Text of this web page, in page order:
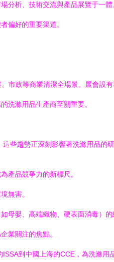
分析、技術交流與產品展覽于
偏好的重要渠道。
市政等商業清潔全場景。展會設
洗滌用品生產商至關重要。
些趨勢正深刻影響著洗滌用品的
產品競爭力的新標尺。
無害。
母嬰、高端織物、硬表面消毒）的
業關注的焦點。
到中國上海的CCE，為洗滌